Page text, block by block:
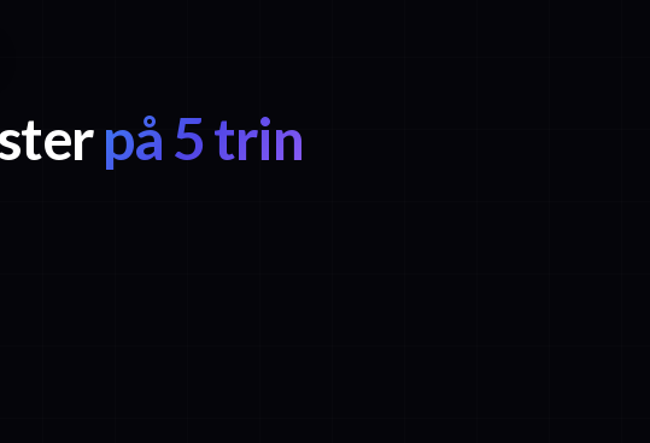
på 5 trin